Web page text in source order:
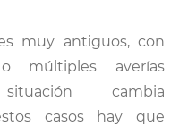
muy antiguos, con
múltiples averías
cambia
casos hay que